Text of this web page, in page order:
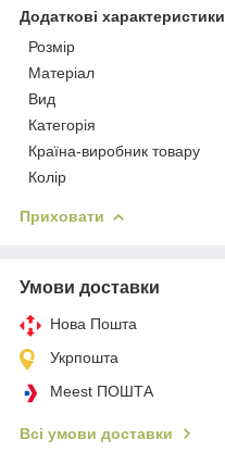
Додаткові характеристики
Розмір
Матеріал
Вид
Категорія
Країна-виробник товару
Колір
Приховати
Умови доставки
Нова Пошта
Укрпошта
Meest ПОШТА
Всі умови доставки